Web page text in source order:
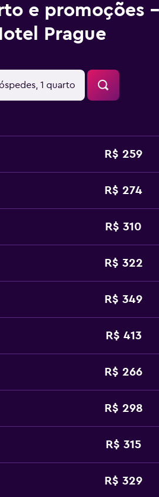
e promoções
Prague
1 quarto
R$ 259
R$ 274
R$ 310
R$ 322
R$ 349
R$ 413
R$ 266
R$ 298
R$ 315
R$ 329